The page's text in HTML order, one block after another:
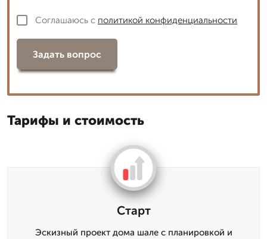
Соглашаюсь с политикой конфиденциальности
Задать вопрос
Тарифы и стоимость
Старт
Эскизный проект дома шале с планировкой и